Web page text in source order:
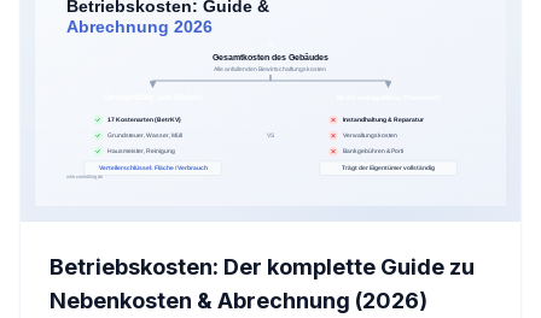
Betriebskosten: Der komplette Guide zu
Nebenkosten & Abrechnung (2026)